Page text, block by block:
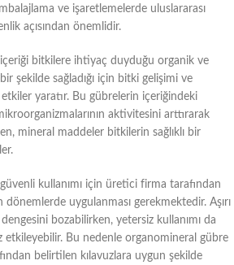
ve işaretlemelerde uluslararası
açısından önemlidir.
bitkilere ihtiyaç duyduğu organik ve
şekilde sağladığı için bitki gelişimi ve
yaratır. Bu gübrelerin içeriğindeki
aktivitesini arttırarak
mineral maddeler bitkilerin sağlıklı bir
kullanımı için üretici firma tarafından
uygulanması gerekmektedir. Aşırı
bozabilirken, yetersiz kullanımı da
etkileyebilir. Bu nedenle organomineral gübre
belirtilen kılavuzlara uygun şekilde